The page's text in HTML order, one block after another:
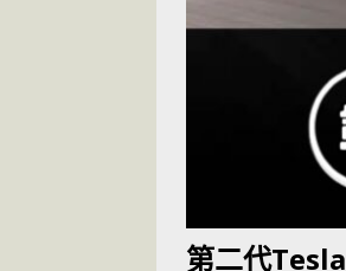
第二代